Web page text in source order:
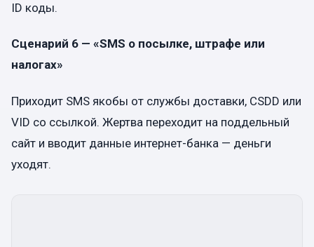
ID коды.
Сценарий 6 — «SMS о посылке, штрафе или
налогах»
Приходит SMS якобы от службы доставки, CSDD или
VID со ссылкой. Жертва переходит на поддельный
сайт и вводит данные интернет-банка — деньги
уходят.